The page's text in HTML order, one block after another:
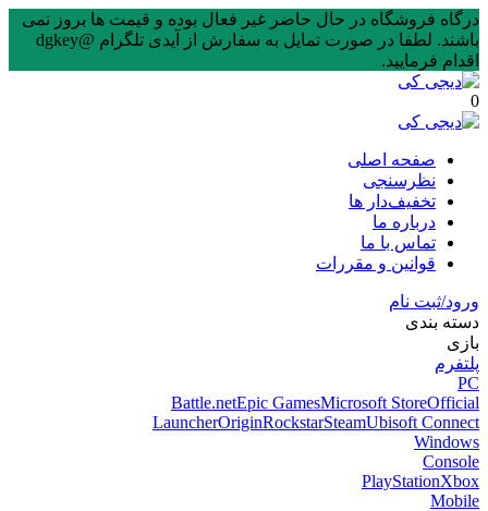
درگاه فروشگاه در حال حاضر غیر فعال بوده و قیمت ها بروز نمی
باشند. لطفا در صورت تمایل به سفارش از آیدی تلگرام @dgkey
اقدام فرمایید.
0
صفحه اصلی
نظرسنجی
تخفیف‌دار ها
درباره ما
تماس با ما
قوانین و مقررات
ورود/ثبت نام
دسته بندی
بازی
پلتفرم
PC
Battle.netEpic GamesMicrosoft StoreOfficial
LauncherOriginRockstarSteamUbisoft Connect
Windows
Console
PlayStationXbox
Mobile